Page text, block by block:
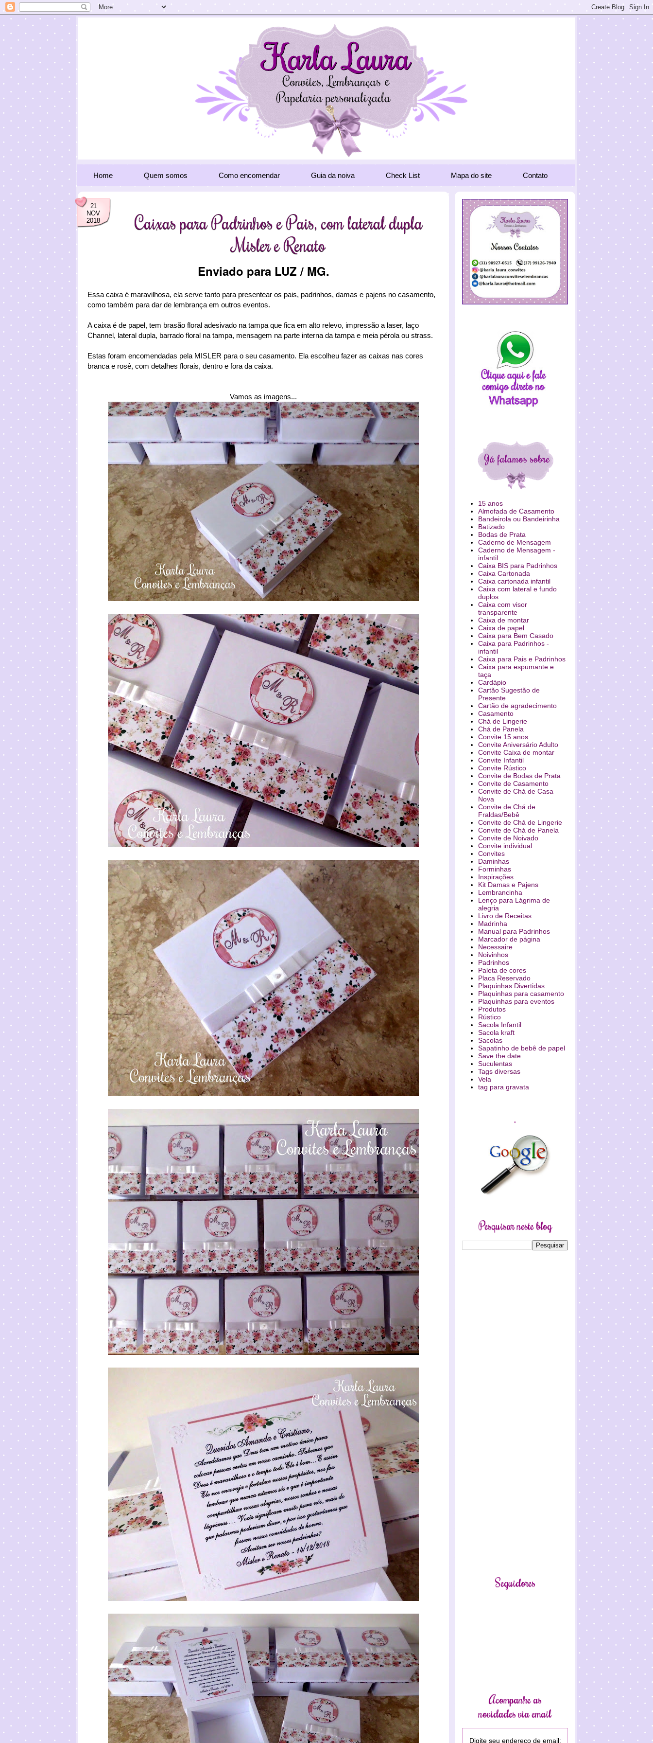
Home Quem somos Como encomendar Guia da noiva Check List Mapa do site Contato
21
NOV
2018
Caixas para Padrinhos e Pais, com lateral dupla
Misler e Renato
Enviado para LUZ / MG.
Essa caixa é maravilhosa, ela serve tanto para presentear os pais, padrinhos, damas e pajens no casamento,
como também para dar de lembrança em outros eventos.
A caixa é de papel, tem brasão floral adesivado na tampa que fica em alto relevo, impressão a laser, laço
Channel, lateral dupla, barrado floral na tampa, mensagem na parte interna da tampa e meia pérola ou strass.
Estas foram encomendadas pela MISLER para o seu casamento. Ela escolheu fazer as caixas nas cores
branca e rosê, com detalhes florais, dentro e fora da caixa.
Vamos as imagens...
15 anos
Almofada de Casamento
Bandeirola ou Bandeirinha
Batizado
Bodas de Prata
Caderno de Mensagem
Caderno de Mensagem -
infantil
Caixa BIS para Padrinhos
Caixa Cartonada
Caixa cartonada infantil
Caixa com lateral e fundo
duplos
Caixa com visor
transparente
Caixa de montar
Caixa de papel
Caixa para Bem Casado
Caixa para Padrinhos -
infantil
Caixa para Pais e Padrinhos
Caixa para espumante e
taça
Cardápio
Cartão Sugestão de
Presente
Cartão de agradecimento
Casamento
Chá de Lingerie
Chá de Panela
Convite 15 anos
Convite Aniversário Adulto
Convite Caixa de montar
Convite Infantil
Convite Rústico
Convite de Bodas de Prata
Convite de Casamento
Convite de Chá de Casa
Nova
Convite de Chá de
Fraldas/Bebê
Convite de Chá de Lingerie
Convite de Chá de Panela
Convite de Noivado
Convite individual
Convites
Daminhas
Forminhas
Inspirações
Kit Damas e Pajens
Lembrancinha
Lenço para Lágrima de
alegria
Livro de Receitas
Madrinha
Manual para Padrinhos
Marcador de página
Necessaire
Noivinhos
Padrinhos
Paleta de cores
Placa Reservado
Plaquinhas Divertidas
Plaquinhas para casamento
Plaquinhas para eventos
Produtos
Rústico
Sacola Infantil
Sacola kraft
Sacolas
Sapatinho de bebê de papel
Save the date
Suculentas
Tags diversas
Vela
tag para gravata
.
Pesquisar neste blog
Seguidores
Acompanhe as
novidades via email
Digite seu endereço de email: